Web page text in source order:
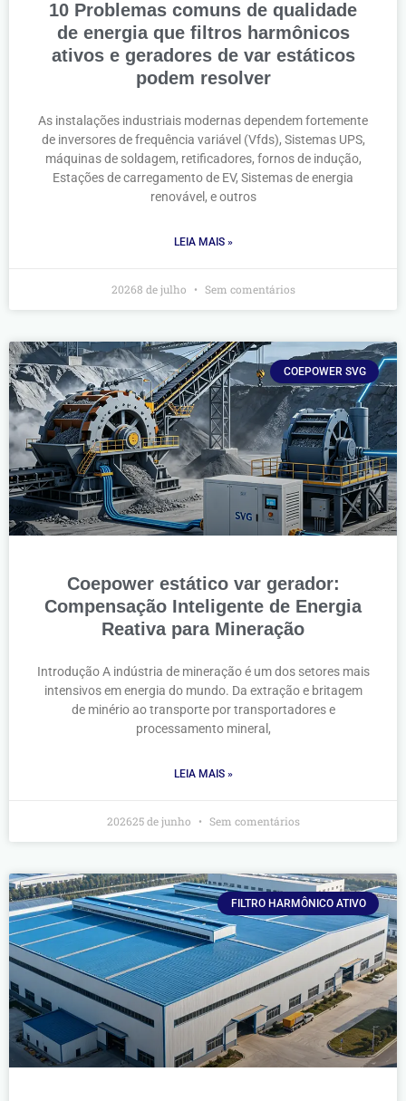
10 Problemas comuns de qualidade
de energia que filtros harmônicos
ativos e geradores de var estáticos
podem resolver
As instalações industriais modernas dependem fortemente
de inversores de frequência variável (Vfds), Sistemas UPS,
máquinas de soldagem, retificadores, fornos de indução,
Estações de carregamento de EV, Sistemas de energia
renovável, e outros
LEIA MAIS »
20268 de julho Sem comentários
COEPOWER SVG
Coepower estático var gerador:
Compensação Inteligente de Energia
Reativa para Mineração
Introdução A indústria de mineração é um dos setores mais
intensivos em energia do mundo. Da extração e britagem
de minério ao transporte por transportadores e
processamento mineral,
LEIA MAIS »
202625 de junho Sem comentários
FILTRO HARMÔNICO ATIVO